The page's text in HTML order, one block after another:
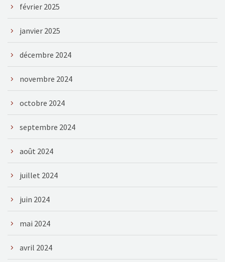
février 2025
janvier 2025
décembre 2024
novembre 2024
octobre 2024
septembre 2024
août 2024
juillet 2024
juin 2024
mai 2024
avril 2024